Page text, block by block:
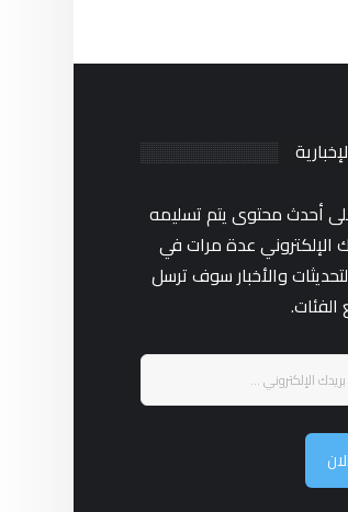
أحدث محتوى يتم تسليمه
الإلكتروني عدة مرات في
والأخبار سوف ترسل